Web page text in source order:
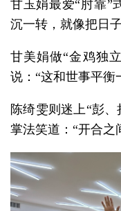
甘玉娟最爱“肘靠”
沉一转，就像把日
甘美娟做“金鸡独
说：“这和世事平衡
陈绮雯则迷上“彭
掌法笑道：“开合之